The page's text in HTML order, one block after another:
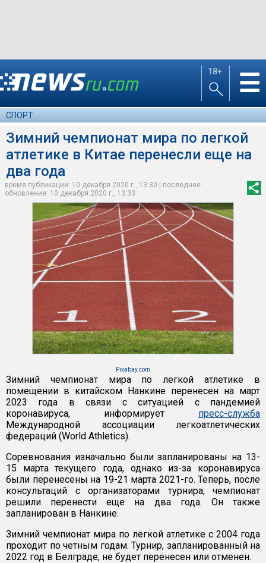
18+ ☰
СПОРТ
Зимний чемпионат мира по легкой
атлетике в Китае перенесли еще на
два года
время публикации: 10 декабря 2020 г., 13:30 | последнее
обновление: 10 декабря 2020 г., 13:33
Pixabay.com
Зимний чемпионат мира по легкой атлетике в
помещении в китайском Нанкине перенесен на март
2023 года в связи с ситуацией с пандемией
коронавируса, информирует пресс-служба
Международной ассоциации легкоатлетических
федераций (World Athletics).
Соревнования изначально были запланированы на 13-
15 марта текущего года, однако из-за коронавируса
были перенесены на 19-21 марта 2021-го. Теперь, после
консультаций с организаторами турнира, чемпионат
решили перенести еще на два года. Он также
запланирован в Нанкине.
Зимний чемпионат мира по легкой атлетике с 2004 года
проходит по четным годам. Турнир, запланированный на
2022 год в Белграде, не будет перенесен или отменен.